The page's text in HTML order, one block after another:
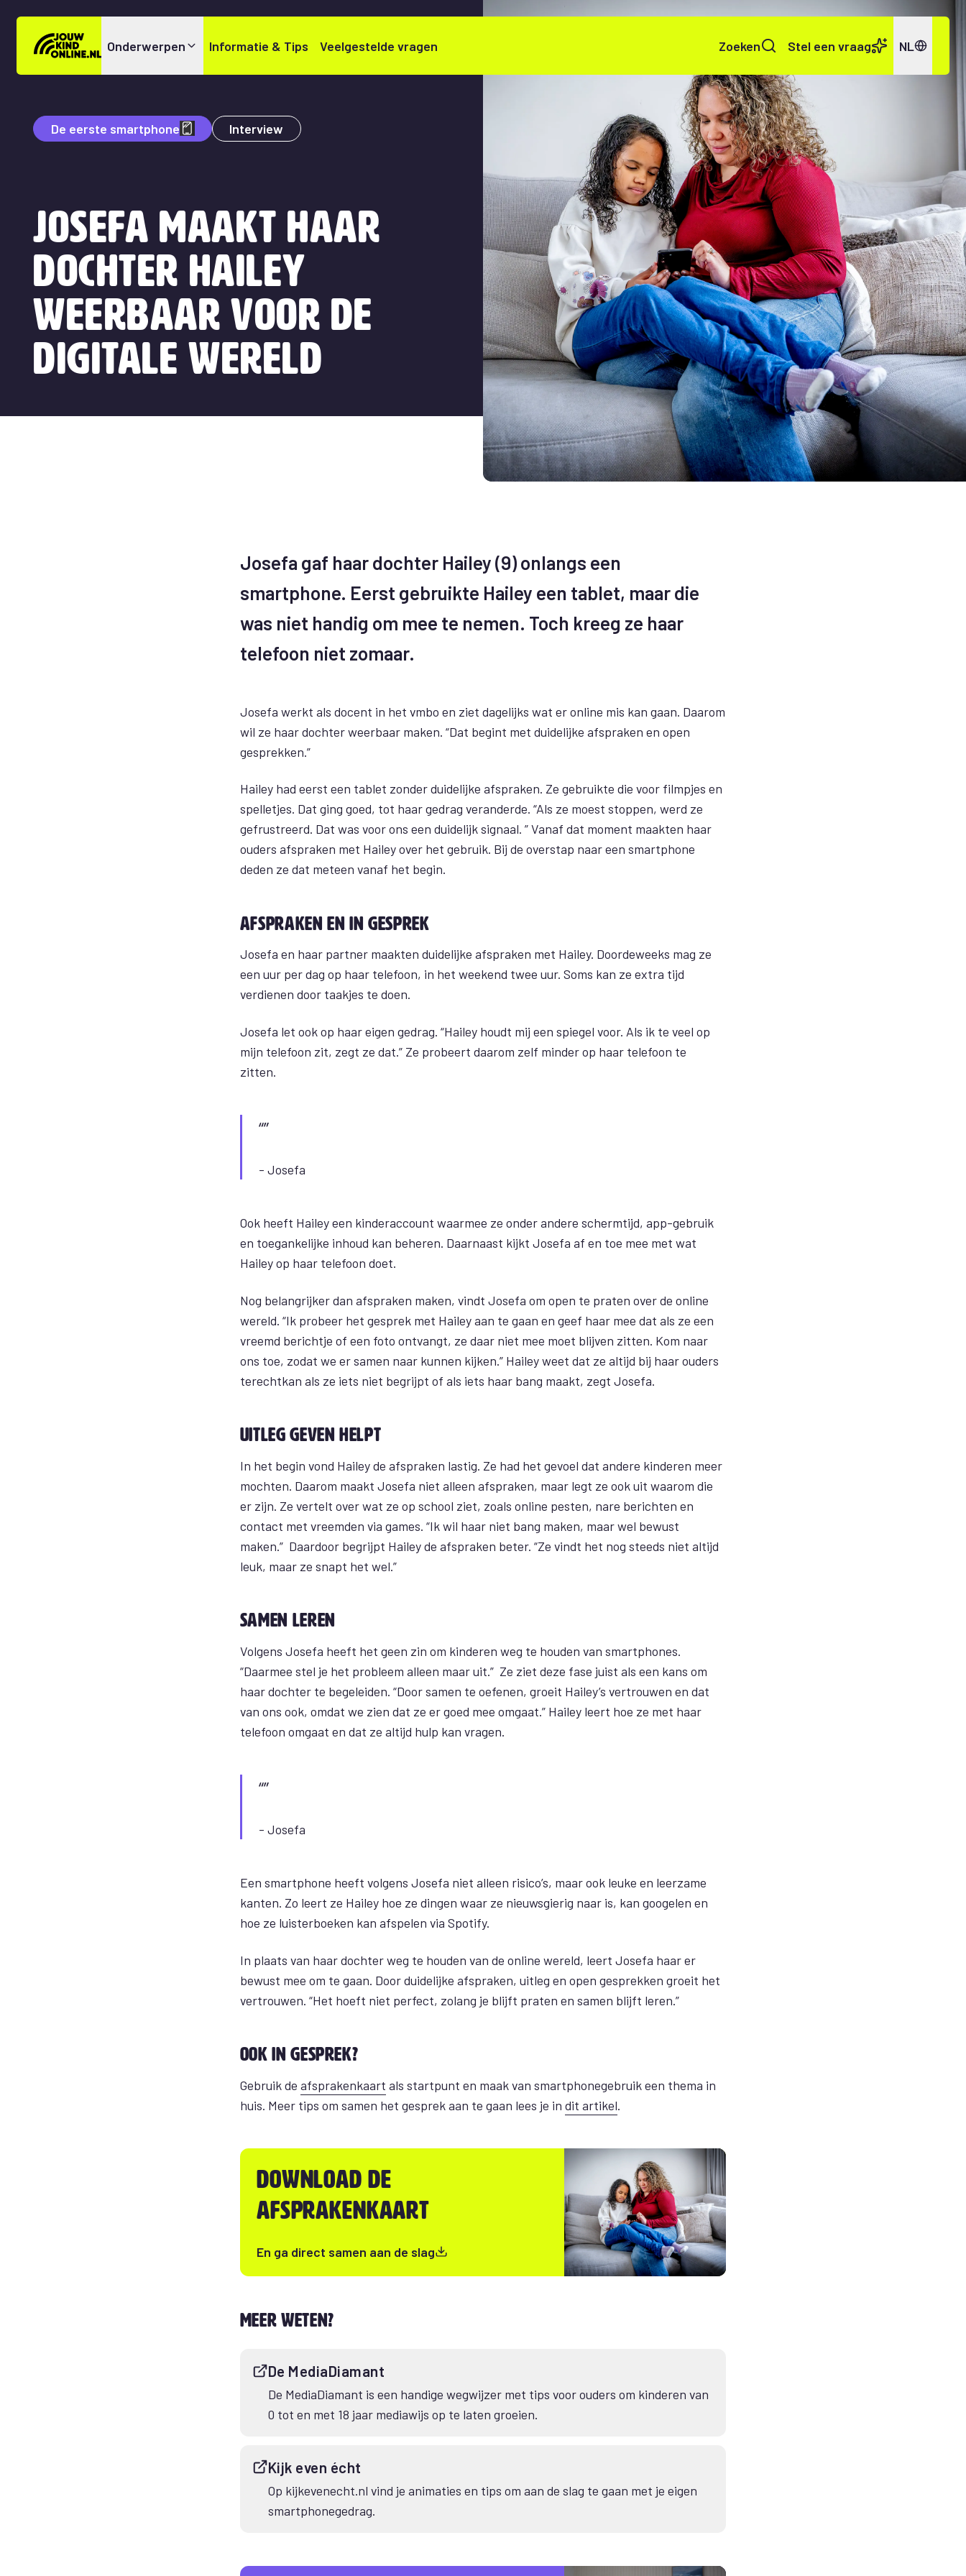
Onderwerpen Informatie & Tips Veelgestelde vragen Zoeken Stel een vraag NL
De eerste smartphone Interview
Josefa maakt haar
dochter Hailey
weerbaar voor de
digitale wereld
Josefa gaf haar dochter Hailey (9) onlangs een
smartphone. Eerst gebruikte Hailey een tablet, maar die
was niet handig om mee te nemen. Toch kreeg ze haar
telefoon niet zomaar.
Josefa werkt als docent in het vmbo en ziet dagelijks wat er online mis kan gaan. Daarom
wil ze haar dochter weerbaar maken. “Dat begint met duidelijke afspraken en open
gesprekken.”
Hailey had eerst een tablet zonder duidelijke afspraken. Ze gebruikte die voor filmpjes en
spelletjes. Dat ging goed, tot haar gedrag veranderde. “Als ze moest stoppen, werd ze
gefrustreerd. Dat was voor ons een duidelijk signaal. ” Vanaf dat moment maakten haar
ouders afspraken met Hailey over het gebruik. Bij de overstap naar een smartphone
deden ze dat meteen vanaf het begin.
Afspraken en in gesprek
Josefa en haar partner maakten duidelijke afspraken met Hailey. Doordeweeks mag ze
een uur per dag op haar telefoon, in het weekend twee uur. Soms kan ze extra tijd
verdienen door taakjes te doen.
Josefa let ook op haar eigen gedrag. “Hailey houdt mij een spiegel voor. Als ik te veel op
mijn telefoon zit, zegt ze dat.” Ze probeert daarom zelf minder op haar telefoon te
zitten.
- Josefa
Ook heeft Hailey een kinderaccount waarmee ze onder andere schermtijd, app-gebruik
en toegankelijke inhoud kan beheren. Daarnaast kijkt Josefa af en toe mee met wat
Hailey op haar telefoon doet.
Nog belangrijker dan afspraken maken, vindt Josefa om open te praten over de online
wereld. “Ik probeer het gesprek met Hailey aan te gaan en geef haar mee dat als ze een
vreemd berichtje of een foto ontvangt, ze daar niet mee moet blijven zitten. Kom naar
ons toe, zodat we er samen naar kunnen kijken.” Hailey weet dat ze altijd bij haar ouders
terechtkan als ze iets niet begrijpt of als iets haar bang maakt, zegt Josefa.
Uitleg geven helpt
In het begin vond Hailey de afspraken lastig. Ze had het gevoel dat andere kinderen meer
mochten. Daarom maakt Josefa niet alleen afspraken, maar legt ze ook uit waarom die
er zijn. Ze vertelt over wat ze op school ziet, zoals online pesten, nare berichten en
contact met vreemden via games. “Ik wil haar niet bang maken, maar wel bewust
maken.” Daardoor begrijpt Hailey de afspraken beter. “Ze vindt het nog steeds niet altijd
leuk, maar ze snapt het wel.”
Samen leren
Volgens Josefa heeft het geen zin om kinderen weg te houden van smartphones.
“Daarmee stel je het probleem alleen maar uit.” Ze ziet deze fase juist als een kans om
haar dochter te begeleiden. “Door samen te oefenen, groeit Hailey’s vertrouwen en dat
van ons ook, omdat we zien dat ze er goed mee omgaat.” Hailey leert hoe ze met haar
telefoon omgaat en dat ze altijd hulp kan vragen.
- Josefa
Een smartphone heeft volgens Josefa niet alleen risico’s, maar ook leuke en leerzame
kanten. Zo leert ze Hailey hoe ze dingen waar ze nieuwsgierig naar is, kan googelen en
hoe ze luisterboeken kan afspelen via Spotify.
In plaats van haar dochter weg te houden van de online wereld, leert Josefa haar er
bewust mee om te gaan. Door duidelijke afspraken, uitleg en open gesprekken groeit het
vertrouwen. “Het hoeft niet perfect, zolang je blijft praten en samen blijft leren.”
Ook in gesprek?
Gebruik de afsprakenkaart als startpunt en maak van smartphonegebruik een thema in
huis. Meer tips om samen het gesprek aan te gaan lees je in dit artikel.
Download de
afsprakenkaart
En ga direct samen aan de slag
Meer weten?
De MediaDiamant
De MediaDiamant is een handige wegwijzer met tips voor ouders om kinderen van
0 tot en met 18 jaar mediawijs op te laten groeien.
Kijk even écht
Op kijkevenecht.nl vind je animaties en tips om aan de slag te gaan met je eigen
smartphonegedrag.